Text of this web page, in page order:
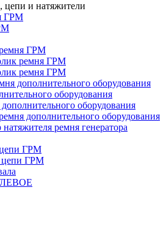
цепи и натяжители
ГРМ
ГРМ
ремня ГРМ
ремня ГРМ
дополнительного оборудования
оборудования
оборудования
дополнительного оборудования
ремня генератора
ГРМ
цепи ГРМ